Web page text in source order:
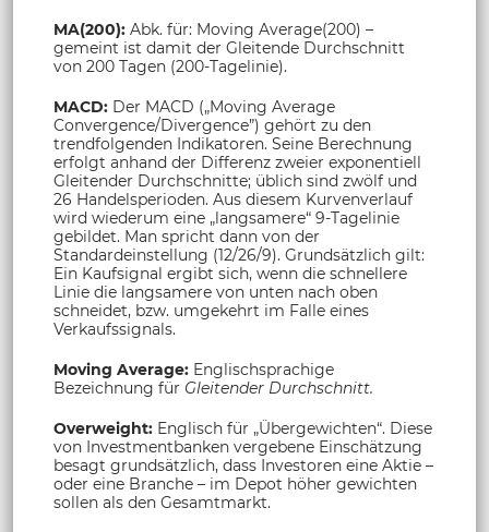
MA(200): Abk. für: Moving Average(200) –
gemeint ist damit der Gleitende Durchschnitt
von 200 Tagen (200-Tagelinie).
MACD: Der MACD („Moving Average
Convergence/Divergence”) gehört zu den
trendfolgenden Indikatoren. Seine Berechnung
erfolgt anhand der Differenz zweier exponentiell
Gleitender Durchschnitte; üblich sind zwölf und
26 Handelsperioden. Aus diesem Kurvenverlauf
wird wiederum eine „langsamere“ 9-Tagelinie
gebildet. Man spricht dann von der
Standardeinstellung (12/26/9). Grundsätzlich gilt:
Ein Kaufsignal ergibt sich, wenn die schnellere
Linie die langsamere von unten nach oben
schneidet, bzw. umgekehrt im Falle eines
Verkaufssignals.
Moving Average: Englischsprachige
Bezeichnung für Gleitender Durchschnitt.
Overweight: Englisch für „Übergewichten“. Diese
von Investmentbanken vergebene Einschätzung
besagt grundsätzlich, dass Investoren eine Aktie –
oder eine Branche – im Depot höher gewichten
sollen als den Gesamtmarkt.